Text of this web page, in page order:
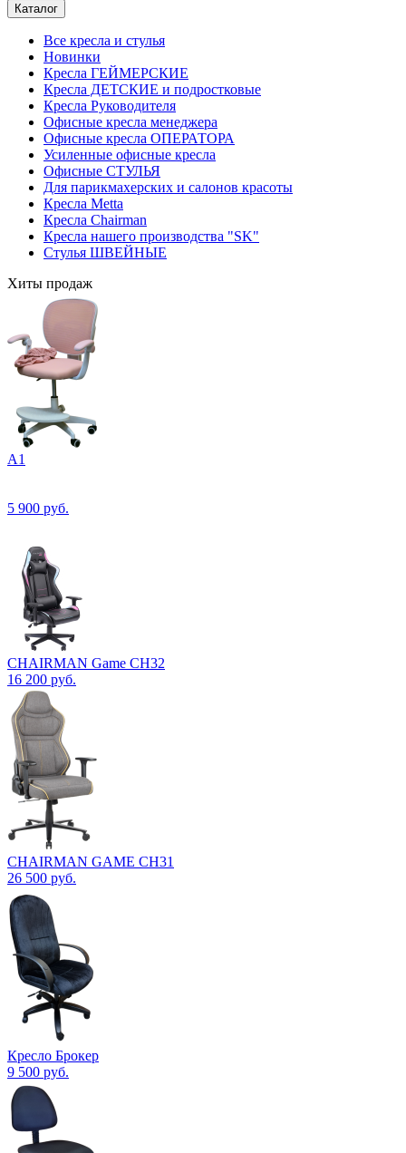
Каталог
Все кресла и стулья
Новинки
Кресла ГЕЙМЕРСКИЕ
Кресла ДЕТСКИЕ и подростковые
Кресла Руководителя
Офисные кресла менеджера
Офисные кресла ОПЕРАТОРА
Усиленные офисные кресла
Офисные СТУЛЬЯ
Для парикмахерских и салонов красоты
Кресла Metta
Кресла Chairman
Кресла нашего производства "SK"
Стулья ШВЕЙНЫЕ
Хиты продаж
А1
5 900 руб.
CHAIRMAN Game CH32
16 200 руб.
CHAIRMAN GAME CH31
26 500 руб.
Кресло Брокер
9 500 руб.